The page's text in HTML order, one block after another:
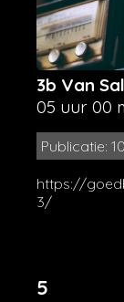
3b Van
05 uur 00
Publicatie:
https://
3/
5